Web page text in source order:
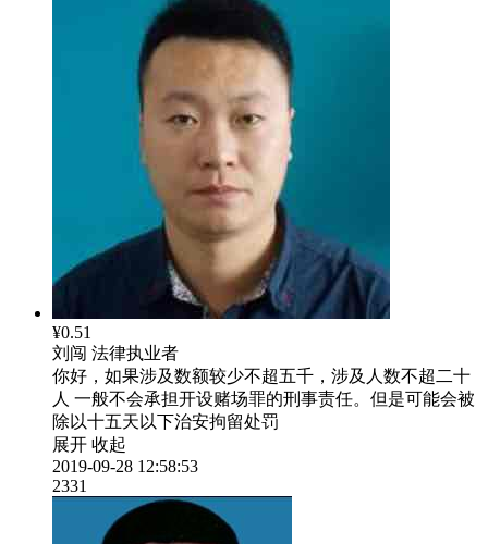
¥0.51
刘闯 法律执业者
你好，如果涉及数额较少不超五千，涉及人数不超二十
人 一般不会承担开设赌场罪的刑事责任。但是可能会被
除以十五天以下治安拘留处罚
展开 收起
2019-09-28 12:58:53
2331